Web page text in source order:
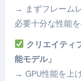
→ まずフレーム
必要十分な性能を
クリエイティ
能モデル」
→ GPU性能を上